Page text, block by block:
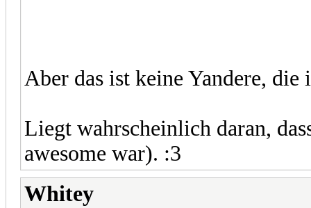
Aber das ist keine Yandere,
Liegt wahrscheinlich daran,
awesome war). :3
Whitey